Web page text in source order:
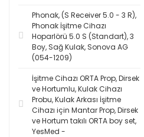
Phonak, (S Receiver 5.0 - 3 R),
Phonak İşitme Cihazı
Hoparlörü 5.0 S (Standart), 3
Boy, Sağ Kulak, Sonova AG
(054-1209)
İşitme Cihazı ORTA Prop, Dirsek
ve Hortumlu, Kulak Cihazı
Probu, Kulak Arkası İşitme
Cihazı için Mantar Prop, Dirsek
ve Hortum takılı ORTA boy set,
YesMed -